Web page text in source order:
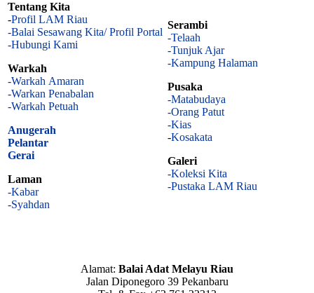
Tentang Kita
-Profil LAM Riau
-Balai Sesawang Kita/ Profil Portal
-Hubungi Kami
Warkah
-Warkah Amaran
-Warkan Penabalan
-Warkah Petuah
Anugerah
Pelantar
Gerai
Laman
-Kabar
-Syahdan
Serambi
-Telaah
-Tunjuk Ajar
-Kampung Halaman
Pusaka
-Matabudaya
-Orang Patut
-Kias
-Kosakata
Galeri
-Koleksi Kita
-Pustaka LAM Riau
Alamat: Balai Adat Melayu Riau
Jalan Diponegoro 39 Pekanbaru